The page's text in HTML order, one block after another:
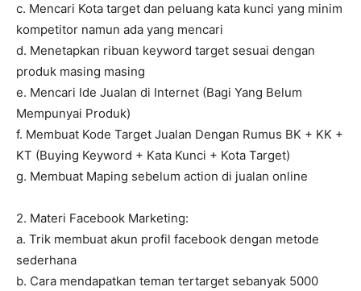
c. Mencari Kota target dan peluang kata kunci yang minim
kompetitor namun ada yang mencari
d. Menetapkan ribuan keyword target sesuai dengan
produk masing masing
e. Mencari Ide Jualan di Internet (Bagi Yang Belum
Mempunyai Produk)
f. Membuat Kode Target Jualan Dengan Rumus BK + KK +
KT (Buying Keyword + Kata Kunci + Kota Target)
g. Membuat Maping sebelum action di jualan online
2. Materi Facebook Marketing:
a. Trik membuat akun profil facebook dengan metode
sederhana
b. Cara mendapatkan teman tertarget sebanyak 5000